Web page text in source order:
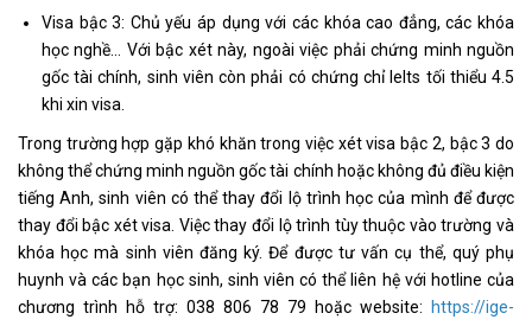
Visa bậc 3: Chủ yếu áp dụng với các khóa cao đẳng, các khóa
học nghề... Với bậc xét này, ngoài việc phải chứng minh nguồn
gốc tài chính, sinh viên còn phải có chứng chỉ Ielts tối thiểu 4.5
khi xin visa.
Trong trường hợp gặp khó khăn trong việc xét visa bậc 2, bậc 3 do
không thể chứng minh nguồn gốc tài chính hoặc không đủ điều kiện
tiếng Anh, sinh viên có thể thay đổi lộ trình học của mình để được
thay đổi bậc xét visa. Việc thay đổi lộ trình tùy thuộc vào trường và
khóa học mà sinh viên đăng ký. Để được tư vấn cụ thể, quý phụ
huynh và các bạn học sinh, sinh viên có thể liên hệ với hotline của
chương trình hỗ trợ: 038 806 78 79 hoặc website:
https://ige-